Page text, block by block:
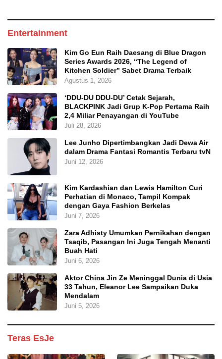
Entertainment
Kim Go Eun Raih Daesang di Blue Dragon
Series Awards 2026, “The Legend of
Kitchen Soldier” Sabet Drama Terbaik
Agustus 1, 2026
‘DDU-DU DDU-DU’ Cetak Sejarah,
BLACKPINK Jadi Grup K-Pop Pertama Raih
2,4 Miliar Penayangan di YouTube
Juli 28, 2026
Lee Junho Dipertimbangkan Jadi Dewa Air
dalam Drama Fantasi Romantis Terbaru tvN
Juni 12, 2026
Kim Kardashian dan Lewis Hamilton Curi
Perhatian di Monaco, Tampil Kompak
dengan Gaya Fashion Berkelas
Juni 7, 2026
Zara Adhisty Umumkan Pernikahan dengan
Tsaqib, Pasangan Ini Juga Tengah Menanti
Buah Hati
Juni 6, 2026
Aktor China Jin Ze Meninggal Dunia di Usia
33 Tahun, Eleanor Lee Sampaikan Duka
Mendalam
Juni 5, 2026
Teras EsJe